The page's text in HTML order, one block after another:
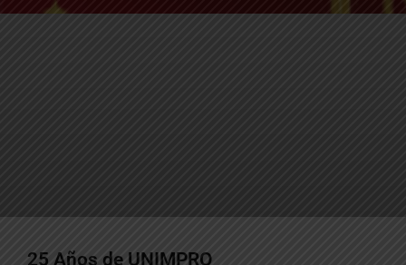
25 Años de UNIMPRO